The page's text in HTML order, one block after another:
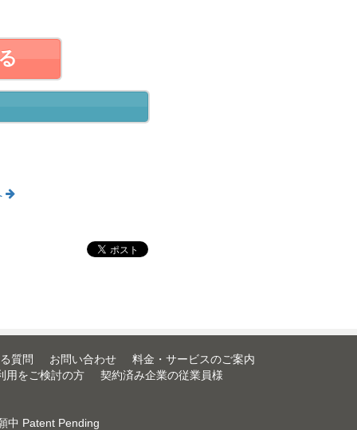
質問 お問い合わせ
料金・サービスのご案内
用をご検討の方
契約済み企業の従業員様
中 Patent Pending